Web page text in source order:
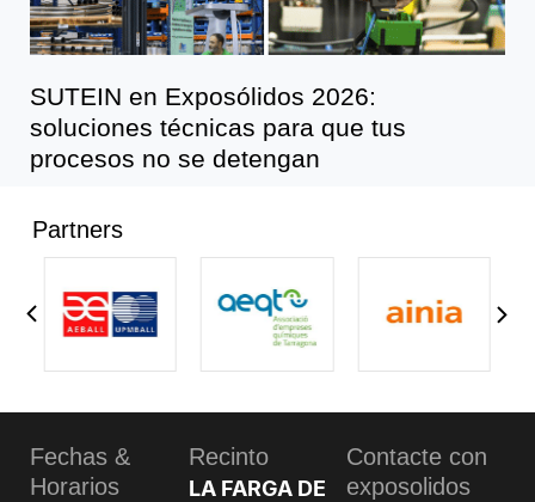
SUTEIN en Exposólidos 2026:
soluciones técnicas para que tus
procesos no se detengan
Partners
Fechas &
Horarios
Recinto
LA FARGA DE
Contacte con
exposolidos